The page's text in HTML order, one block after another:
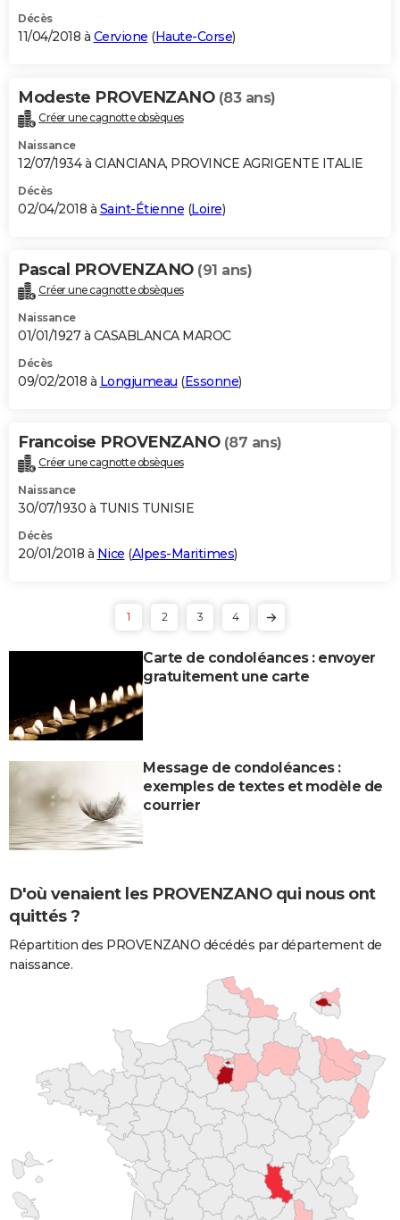
Décès
11/04/2018 à Cervione (Haute-Corse)
Modeste PROVENZANO (83 ans)
Créer une cagnotte obsèques
Naissance
12/07/1934 à CIANCIANA, PROVINCE AGRIGENTE ITALIE
Décès
02/04/2018 à Saint-Étienne (Loire)
Pascal PROVENZANO (91 ans)
Créer une cagnotte obsèques
Naissance
01/01/1927 à CASABLANCA MAROC
Décès
09/02/2018 à Longjumeau (Essonne)
Francoise PROVENZANO (87 ans)
Créer une cagnotte obsèques
Naissance
30/07/1930 à TUNIS TUNISIE
Décès
20/01/2018 à Nice (Alpes-Maritimes)
1 2 3 4
Carte de condoléances : envoyer
gratuitement une carte
Message de condoléances :
exemples de textes et modèle de
courrier
D'où venaient les PROVENZANO qui nous ont
quittés ?
Répartition des PROVENZANO décédés par département de
naissance.